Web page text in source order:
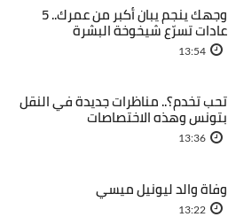
وجهك ينجم يبان أكبر من عمرك.. 5
عادات تسرّع شيخوخة البشرة
13:54
تحب تخدم؟.. مناظرات جديدة في النقل
بتونس وهذه الاختصاصات
13:36
وفاة والد ليونيل ميسي
13:22